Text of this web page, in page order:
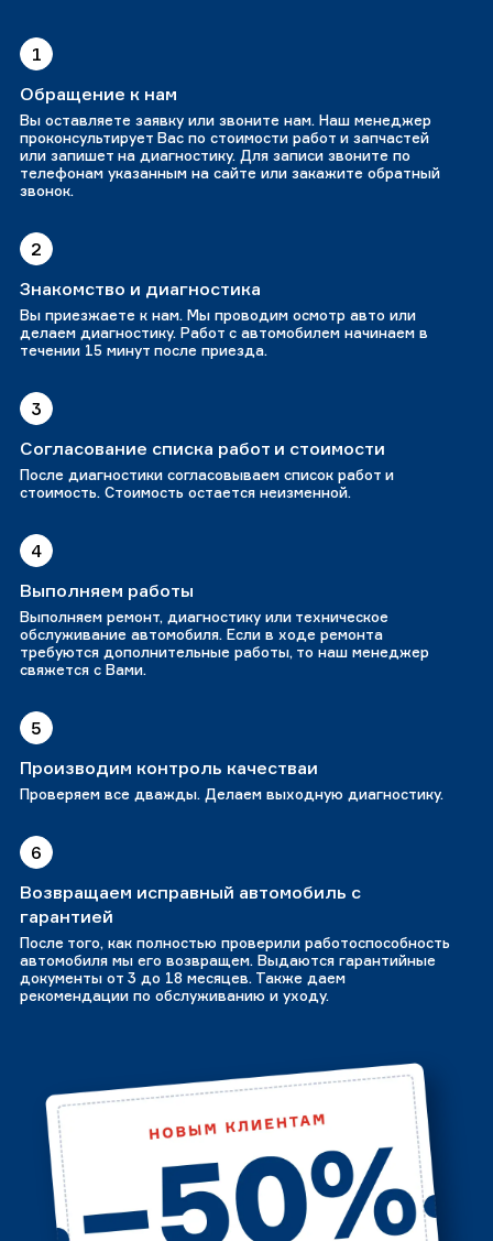
1
Обращение к нам
Вы оставляете заявку или звоните нам. Наш менеджер
проконсультирует Вас по стоимости работ и запчастей
или запишет на диагностику. Для записи звоните по
телефонам указанным на сайте или закажите обратный
звонок.
2
Знакомство и диагностика
Вы приезжаете к нам. Мы проводим осмотр авто или
делаем диагностику. Работ с автомобилем начинаем в
течении 15 минут после приезда.
3
Согласование списка работ и стоимости
После диагностики согласовываем список работ и
стоимость. Стоимость остается неизменной.
4
Выполняем работы
Выполняем ремонт, диагностику или техническое
обслуживание автомобиля. Если в ходе ремонта
требуются дополнительные работы, то наш менеджер
свяжется с Вами.
5
Производим контроль качестваи
Проверяем все дважды. Делаем выходную диагностику.
6
Возвращаем исправный автомобиль с
гарантией
После того, как полностью проверили работоспособность
автомобиля мы его возвращем. Выдаются гарантийные
документы от 3 до 18 месяцев. Также даем
рекомендации по обслуживанию и уходу.